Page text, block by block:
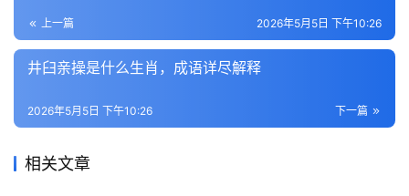
上一篇 2026年5月5日 下午10:26
井臼亲操是什么生肖，成语详尽解释
下一篇
2026年5月5日 下午10:26
相关文章